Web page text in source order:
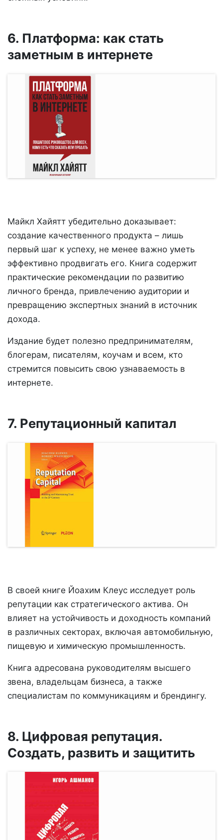
6. Платформа: как стать
заметным в интернете
Майкл Хайятт убедительно доказывает:
создание качественного продукта – лишь
первый шаг к успеху, не менее важно уметь
эффективно продвигать его. Книга содержит
практические рекомендации по развитию
личного бренда, привлечению аудитории и
превращению экспертных знаний в источник
дохода.
Издание будет полезно предпринимателям,
блогерам, писателям, коучам и всем, кто
стремится повысить свою узнаваемость в
интернете.
7. Репутационный капитал
В своей книге Йоахим Клеус исследует роль
репутации как стратегического актива. Он
влияет на устойчивость и доходность компаний
в различных секторах, включая автомобильную,
пищевую и химическую промышленность.
Книга адресована руководителям высшего
звена, владельцам бизнеса, а также
специалистам по коммуникациям и брендингу.
8. Цифровая репутация.
Создать, развить и защитить